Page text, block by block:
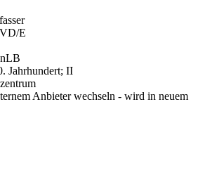
E
Jahrhundert; II
Anbieter wechseln - wird in neuem